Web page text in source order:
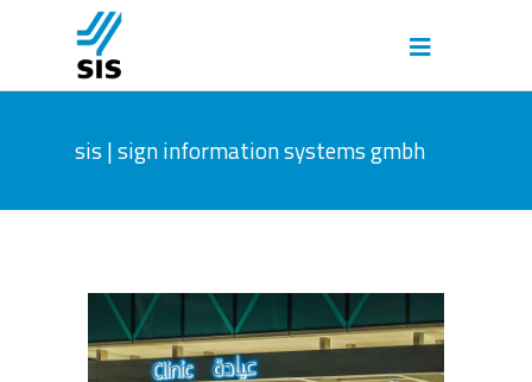
sis | sign information systems gmbh